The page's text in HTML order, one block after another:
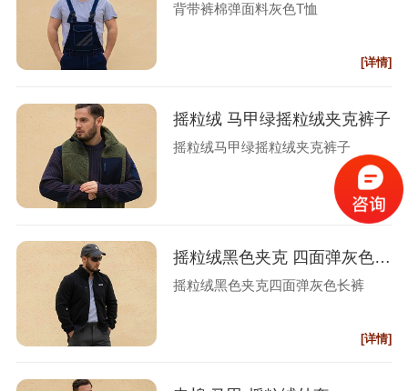
背带裤棉弹面料灰色T恤
[详情]
摇粒绒 马甲绿摇粒绒夹克裤子
摇粒绒马甲绿摇粒绒夹克裤子
[详情]
摇粒绒黑色夹克 四面弹灰色长裤
摇粒绒黑色夹克四面弹灰色长裤
[详情]